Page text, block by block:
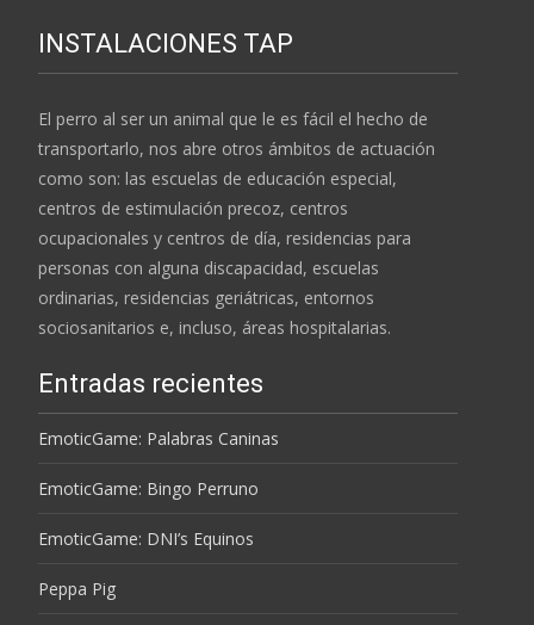
INSTALACIONES TAP
El perro al ser un animal que le es fácil el hecho de
transportarlo, nos abre otros ámbitos de actuación
como son: las escuelas de educación especial,
centros de estimulación precoz, centros
ocupacionales y centros de día, residencias para
personas con alguna discapacidad, escuelas
ordinarias, residencias geriátricas, entornos
sociosanitarios e, incluso, áreas hospitalarias.
Entradas recientes
EmoticGame: Palabras Caninas
EmoticGame: Bingo Perruno
EmoticGame: DNI’s Equinos
Peppa Pig